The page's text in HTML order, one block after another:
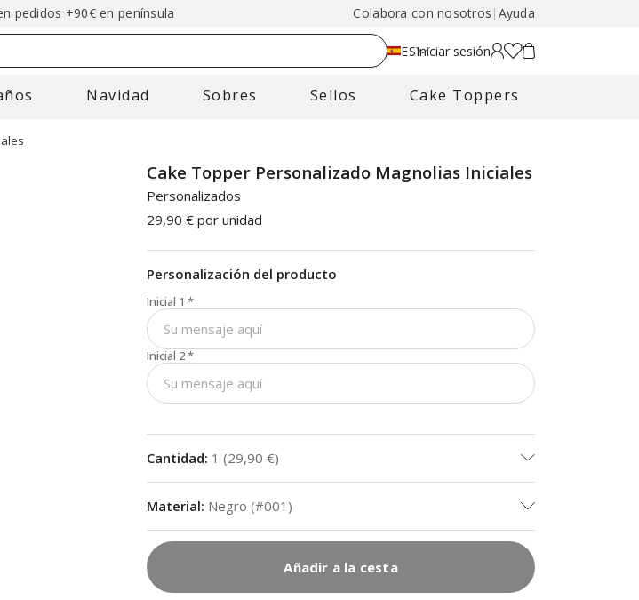
pedidos +90€ en península Colabora con nosotros | Ayuda
ESIniciar sesión
Navidad Sobres Sellos Cake Toppers
Cake Topper Personalizado Magnolias Iniciales
Personalizados
29,90 € por unidad
Personalización del producto
Inicial 1 *
Inicial 2*
Cantidad: 1 (29,90 €)
Material: Negro (#001)
Añadir a la cesta